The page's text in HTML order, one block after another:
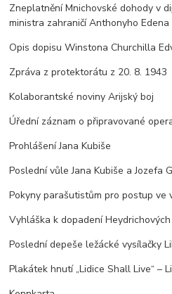
Zneplatnění Mnichovské dohody v
ministra zahraničí Anthonyho Edena
Opis dopisu Winstona Churchilla
Zpráva z protektorátu z 20. 8. 1943
Kolaborantské noviny Arijský boj
Úřední záznam o připravované
Prohlášení Jana Kubiše
Poslední vůle Jana Kubiše a Jozefa
Pokyny parašutistům pro postup ve
Vyhláška k dopadení
Poslední depeše ležácké vysílačky
Plakátek hnutí „Lidice Shall Live“ –